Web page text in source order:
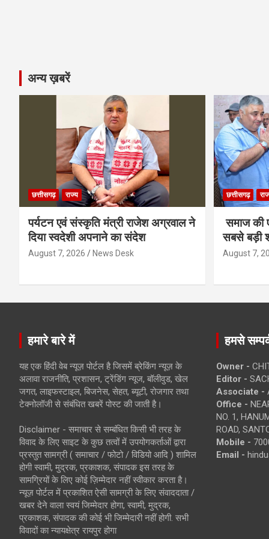
अन्य ख़बरें
छत्तीसगढ़ राज्य
पर्यटन एवं संस्कृति मंत्री राजेश अग्रवाल ने
दिया स्वदेशी अपनाने का संदेश
August 7, 2026 News Desk
छत्तीसगढ़
समाज की
सबसे बड़ी
August 7,
हमारे बारे में
यह एक हिंदी वेब न्यूज़ पोर्टल है जिसमें ब्रेकिंग न्यूज़ के
अलावा राजनीति, प्रशासन, ट्रेंडिंग न्यूज, बॉलीवुड, खेल
जगत, लाइफस्टाइल, बिजनेस, सेहत, ब्यूटी, रोजगार तथा
टेक्नोलॉजी से संबंधित खबरें पोस्ट की जाती है।
Disclaimer - समाचार से सम्बंधित किसी भी तरह के
विवाद के लिए साइट के कुछ तत्वों में उपयोगकर्ताओं द्वारा
प्रस्तुत सामग्री ( समाचार / फोटो / विडियो आदि ) शामिल
होगी स्वामी, मुद्रक, प्रकाशक, संपादक इस तरह के
सामग्रियों के लिए कोई ज़िम्मेदार नहीं स्वीकार करता है।
न्यूज़ पोर्टल में प्रकाशित ऐसी सामग्री के लिए संवाददाता /
खबर देने वाला स्वयं जिम्मेदार होगा, स्वामी, मुद्रक,
प्रकाशक, संपादक की कोई भी जिम्मेदारी नहीं होगी. सभी
विवादों का न्यायक्षेत्र रायपुर होगा
हमसे
Owner -
Editor -
Associate -
Office -
NO. 1,
ROAD,
Mobile -
Email -